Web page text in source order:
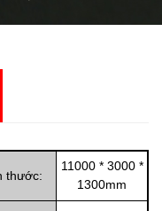
thước:
11000 * 3000 *
1300mm